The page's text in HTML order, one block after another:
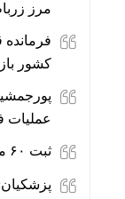
مرز
کشور
ثبت ۶۰ میلیون تردد از مرزهای هفت‌گانه اربعینی